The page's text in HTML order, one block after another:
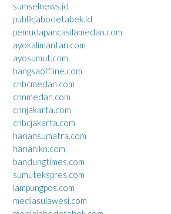
sumselnews.id
publikjabodetabek.id
pemudapancasilamedan.com
ayokalimantan.com
ayosumut.com
bangsaoffline.com
cnbcmedan.com
cnnmedan.com
cnnjakarta.com
cnbcjakarta.com
hariansumatra.com
harianikn.com
bandungtimes.com
sumutekspres.com
lampungpos.com
mediasulawesi.com